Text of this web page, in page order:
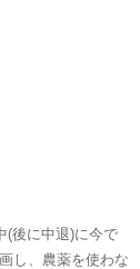
(後に中退)に今で
し、農薬を使わな